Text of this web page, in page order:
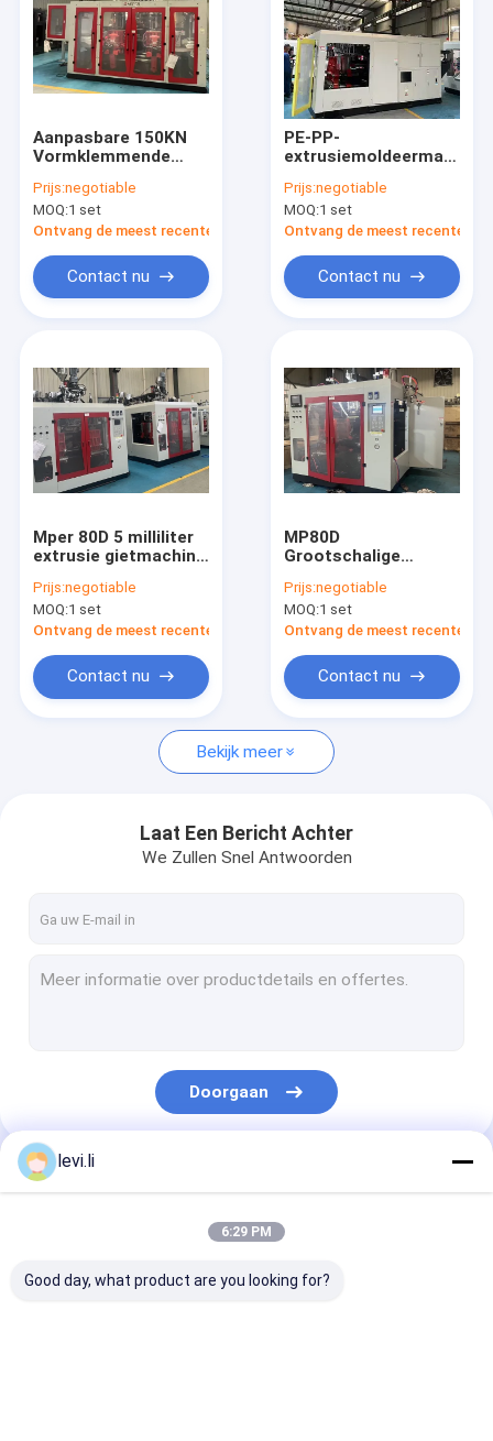
Producten
Ongeveer ons
Fabrieksreis
Nieuws
Verzoek om een Citaat
Extrusie blaasvormmachine
de automatische machine van het slagafgietsel
Uitdrijvings Vormende Machine
HDPE Slag het Vormen Machine
aangepaste kunststof spuitgieten
Aanpasbare 150KN
Vormklemmende
Vormmachine met 3
Sets Koppen
Prijs:negotiable
MOQ:1 set
Ontvang de meest recente Prijs
Contact nu
PE-PP-
extrusiemoldeermachine
plaatinslag
Prijs:negotiable
MOQ:1 set
Ontvang de meest recente
Contact nu
Mper 80D 5 milliliter
extrusie gietmachine
vermogen
Prijs:negotiable
MOQ:1 set
Ontvang de meest recente Prijs
Contact nu
MP80D
Grootschalige
150KN Vorm
klemkracht 80mm
schroefdiameter
Prijs:negotiable
MOQ:1 set
Ontvang de meest recente
Contact nu
Bekijk meer
Laat Een Bericht Achter
We Zullen Snel Antwoorden
Doorgaan
Onze Categorieën
levi.li
6:29 PM
Good day, what product are you looking for?